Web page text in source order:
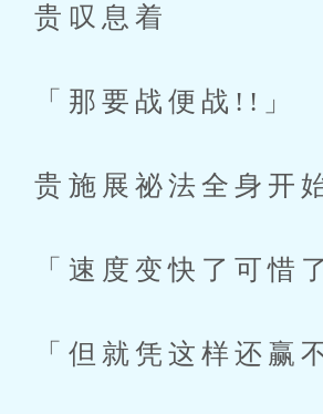
贵叹息着
「那要战便战!!」
贵施展祕法全身开
「速度变快了可惜了
「但就凭这样还赢不